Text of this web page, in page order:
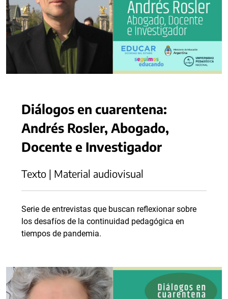
Diálogos en cuarentena:
Andrés Rosler, Abogado,
Docente e Investigador
Texto | Material audiovisual
Serie de entrevistas que buscan reflexionar sobre
los desafíos de la continuidad pedagógica en
tiempos de pandemia.